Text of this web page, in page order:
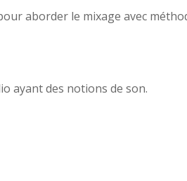
aborder le mixage avec
ayant des notions de son.